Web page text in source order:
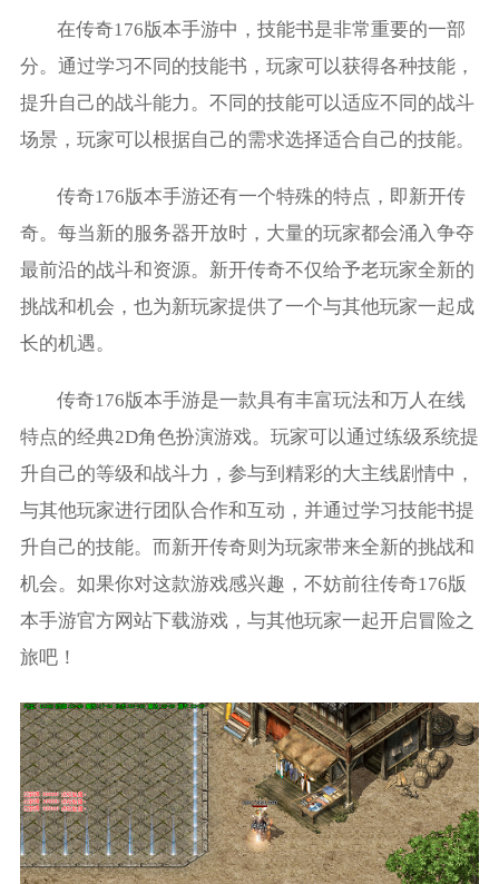
在传奇176版本手游中，技能书是非常重要的一部
分。通过学习不同的技能书，玩家可以获得各种技能，
提升自己的战斗能力。不同的技能可以适应不同的战斗
场景，玩家可以根据自己的需求选择适合自己的技能。
传奇176版本手游还有一个特殊的特点，即新开传
奇。每当新的服务器开放时，大量的玩家都会涌入争夺
最前沿的战斗和资源。新开传奇不仅给予老玩家全新的
挑战和机会，也为新玩家提供了一个与其他玩家一起成
长的机遇。
传奇176版本手游是一款具有丰富玩法和万人在线
特点的经典2D角色扮演游戏。玩家可以通过练级系统提
升自己的等级和战斗力，参与到精彩的大主线剧情中，
与其他玩家进行团队合作和互动，并通过学习技能书提
升自己的技能。而新开传奇则为玩家带来全新的挑战和
机会。如果你对这款游戏感兴趣，不妨前往传奇176版
本手游官方网站下载游戏，与其他玩家一起开启冒险之
旅吧！